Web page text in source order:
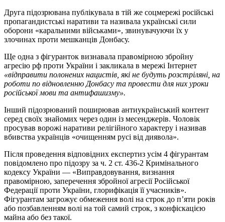
Друга підозрювана публікувала в тій же соцмережі російські
пропагандистські наративи та називала українські сили
оборони «каральними військами», звинувачуючи їх у
злочинах проти мешканців Донбасу.
Ще одна з фігуранток визнавала правомірною збройну
агресію рф проти України і закликала в мережі Інтернет
«відправити полонених нацистів, які не будуть розстріляні, на
роботи по відновленню Донбасу та провести для них уроки
російської мови та антифашизму».
Інший підозрюваний поширював антиукраїнський контент
серед своїх знайомих через один із месенджерів. Чоловік
просував ворожі наративи релігійного характеру і називав
вбивства українців «очищенням русі від диявола».
Після проведення відповідних експертиз усім 4 фігурантам
повідомлено про підозру за ч. 2 ст. 436-2 Кримінального
кодексу України — «Виправдовування, визнання
правомірною, заперечення збройної агресії Російської
Федерації проти України, глорифікація її учасників».
Фігурантам загрожує обмеження волі на строк до п’яти років
або позбавленням волі на той самий строк, з конфіскацією
майна або без такої.